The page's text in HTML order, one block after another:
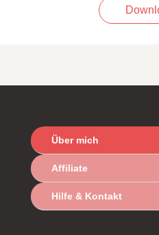
Über mich
Affiliate
Hilfe & Kontakt